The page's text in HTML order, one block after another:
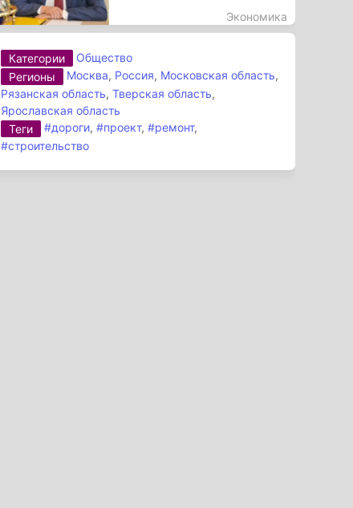
Экономика
Категории
Общество
Регионы
Москва, Россия, Московская область,
Рязанская область,Тверская область,
Ярославская область
Теги
#дороги,#проект,#ремонт,
#строительство